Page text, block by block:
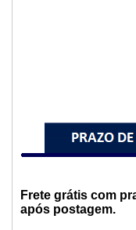
Frete grátis com
após postagem.